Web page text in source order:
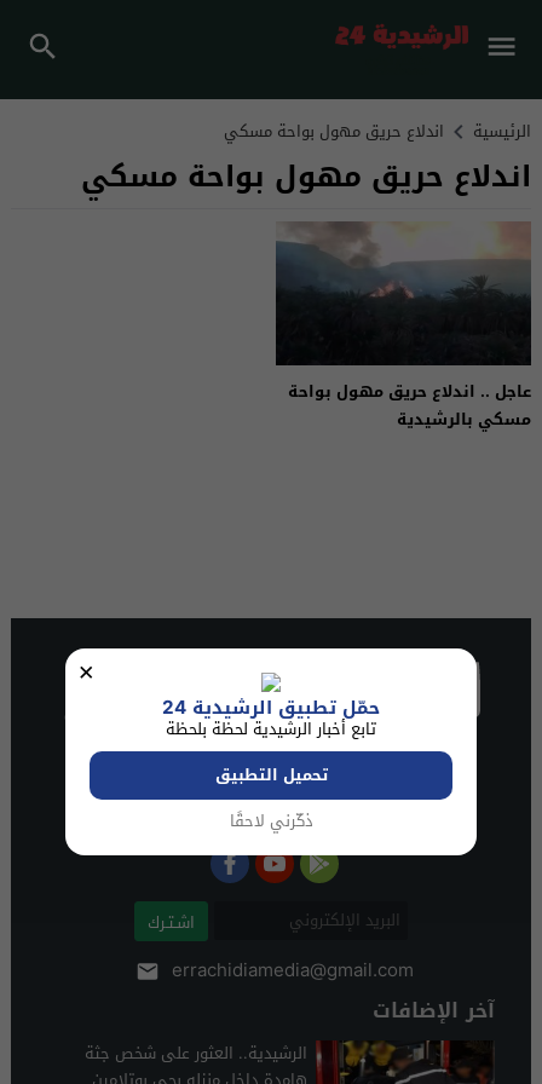
الرئيسية اندلاع حريق مهول بواحة مسكي
اندلاع حريق مهول بواحة مسكي
عاجل .. اندلاع حريق مهول بواحة
مسكي بالرشيدية
اشـتـرك
errachidiamedia@gmail.com
آخر الإضافات
الرشيدية.. العثور على شخص جثة
×
حمّل تطبيق الرشيدية 24
تابع أخبار الرشيدية لحظة بلحظة
تحميل التطبيق
ذكّرني لاحقًا